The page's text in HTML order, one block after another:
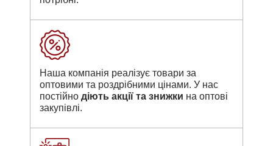
Наша компанія реалізує товари за
оптовими та роздрібними цінами. У нас
постійно діють акції та знижки на оптові
закупівлі.